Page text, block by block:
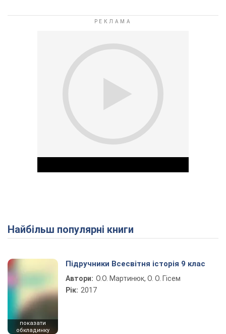
Play Video
Найбільш популярні книги
показати
обкладинку
Підручники Всесвітня історія 9 клас
Автори: О.О. Мартинюк, О. О. Гісем
Рік: 2017